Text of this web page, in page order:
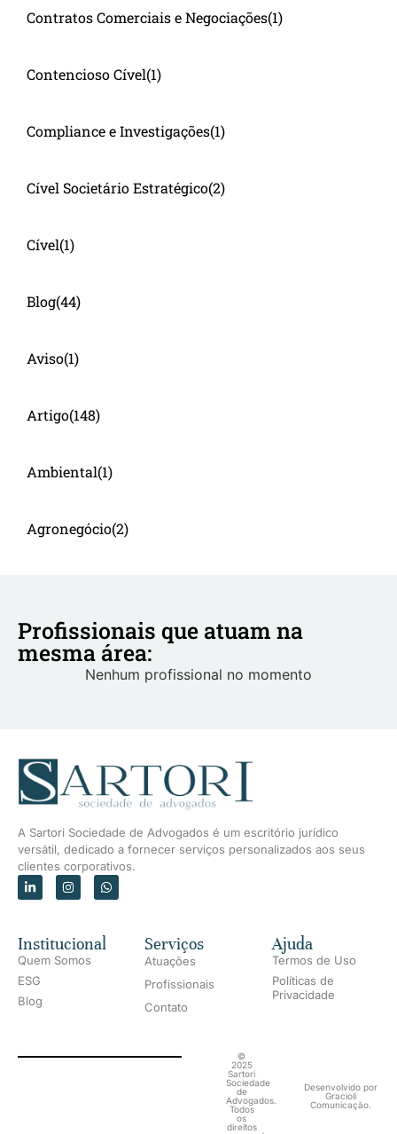
Contratos Comerciais e Negociações(1)
Contencioso Cível(1)
Compliance e Investigações(1)
Cível Societário Estratégico(2)
Cível(1)
Blog(44)
Aviso(1)
Artigo(148)
Ambiental(1)
Agronegócio(2)
Profissionais que atuam na
mesma área:
Nenhum profissional no momento
A Sartori Sociedade de Advogados é um escritório jurídico
versátil, dedicado a fornecer serviços personalizados aos seus
clientes corporativos.
Institucional
Quem Somos
ESG
Blog
Serviços
Atuações
Profissionais
Contato
Ajuda
Termos de Uso
Políticas de
Privacidade
©
2025
Sartori
Sociedade
de
Advogados.
Todos
os
direitos
Desenvolvido por
Gracioli
Comunicação.